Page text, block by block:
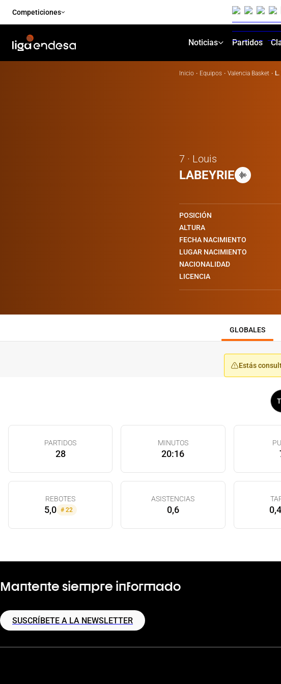
Competiciones
Noticias Partidos
Inicio · Equipos · Valencia Basket ·
7 · Louis
LABEYRIE
POSICIÓN
ALTURA
FECHA NACIMIENTO
LUGAR NACIMIENTO
NACIONALIDAD
LICENCIA
GLOBALES
Estás
PARTIDOS
28
MINUTOS
20:16
REBOTES
5,0 # 22
ASISTENCIAS
0,6
Mantente siempre informado
SUSCRÍBETE A LA NEWSLETTER